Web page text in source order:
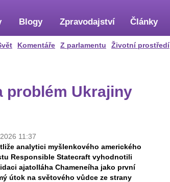
Komentáře Z parlamentu Životní prostředí
Blogy Zpravodajství Články
problém Ukrajiny
11:37
analytici myšlenkového amerického
Responsible Statecraft vyhodnotili
ajatolláha Chameneíha jako první
útok na světového vůdce ze strany